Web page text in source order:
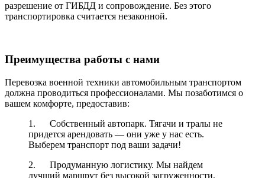
разрешение от ГИБДД и сопровождение. Без этого
транспортировка считается незаконной.
Преимущества работы с нами
Перевозка военной техники автомобильным транспортом
должна проводиться профессионалами. Мы позаботимся о
вашем комфорте, предоставив:
1. Собственный автопарк. Тягачи и тралы не
придется арендовать — они уже у нас есть.
Выберем транспорт под ваши задачи!
2. Продуманную логистику. Мы найдем
лучший маршрут без высокой загруженности,